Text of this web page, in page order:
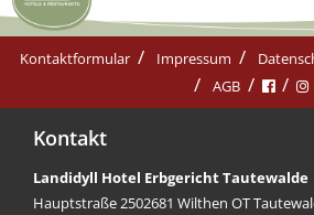
Kontaktformular Impressum
AGB
Kontakt
Landidyll Hotel Erbgericht Tautewalde
Hauptstraße 2502681 Wilthen OT